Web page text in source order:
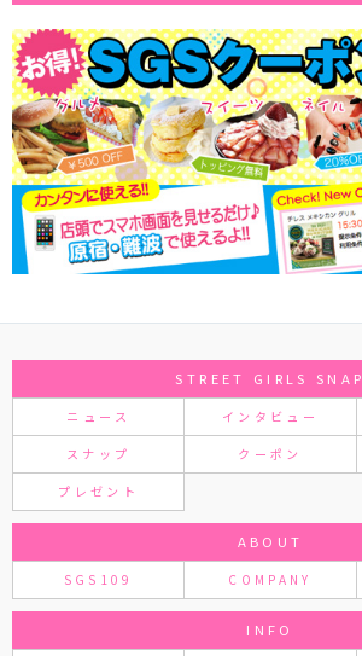
STREET GIRLS SNAP
ニュース インタビュー
スナップ クーポン
プレゼント
ABOUT
SGS109 COMPANY
INFO